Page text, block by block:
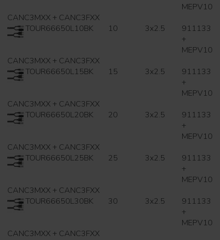
MEPV10
CANC3MXX + CANC3FXX
TOUR66650L10BK
10 3x2.5
911133
+
MEPV10
CANC3MXX + CANC3FXX
TOUR66650L15BK
15 3x2.5
911133
+
MEPV10
CANC3MXX + CANC3FXX
TOUR66650L20BK
20 3x2.5
911133
+
MEPV10
CANC3MXX + CANC3FXX
TOUR66650L25BK
25 3x2.5
911133
+
MEPV10
CANC3MXX + CANC3FXX
TOUR66650L30BK
30 3x2.5
911133
+
MEPV10
CANC3MXX + CANC3FXX